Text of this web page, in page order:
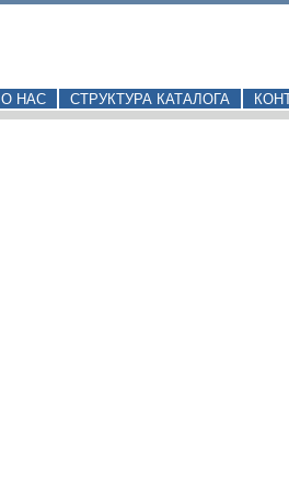
О НАС СТРУКТУРА КАТАЛОГА